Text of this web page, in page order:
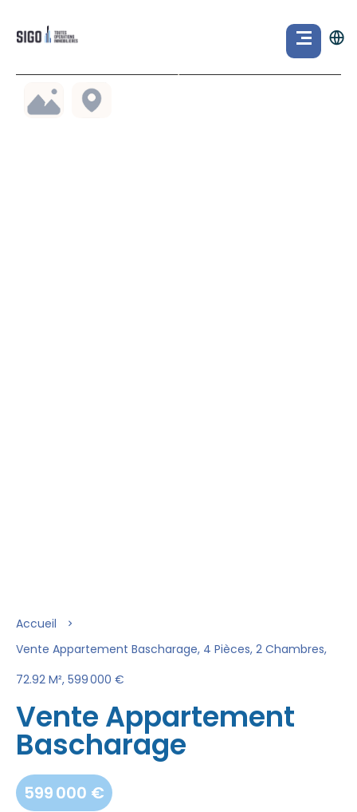
Accueil
Vente Appartement Bascharage, 4 Pièces, 2 Chambres,
72.92 M², 599 000 €
Vente Appartement
Bascharage
599 000 €